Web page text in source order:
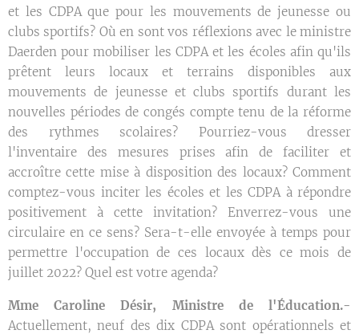
et les CDPA que pour les mouvements de jeunesse ou
clubs sportifs? Où en sont vos réflexions avec le ministre
Daerden pour mobiliser les CDPA et les écoles afin qu'ils
prêtent leurs locaux et terrains disponibles aux
mouvements de jeunesse et clubs sportifs durant les
nouvelles périodes de congés compte tenu de la réforme
des rythmes scolaires? Pourriez-vous dresser
l'inventaire des mesures prises afin de faciliter et
accroître cette mise à disposition des locaux? Comment
comptez-vous inciter les écoles et les CDPA à répondre
positivement à cette invitation? Enverrez-vous une
circulaire en ce sens? Sera-t-elle envoyée à temps pour
permettre l'occupation de ces locaux dès ce mois de
juillet 2022? Quel est votre agenda?
Mme Caroline Désir, Ministre de l'Éducation.-
Actuellement, neuf des dix CDPA sont opérationnels et